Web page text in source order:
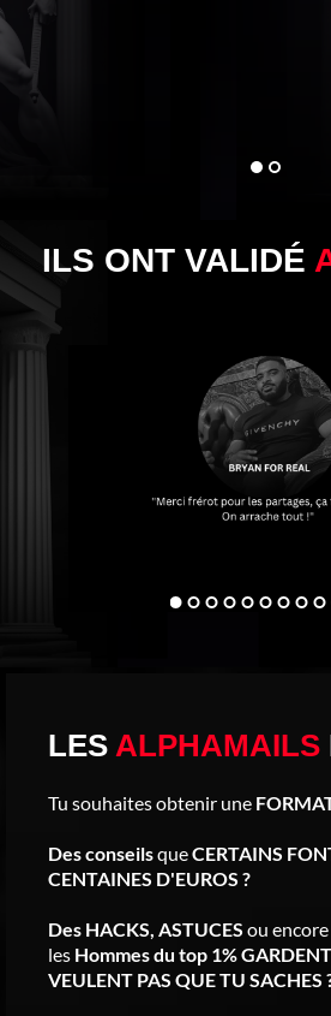
ILS ONT VALIDÉ
LES ALPHAMAILS
Tu souhaites obtenir une
Des conseilsqueCERTAINS
CENTAINES D'EUROS ?
Des HACKS, ASTUCES ou
les Hommes du top 1%
VEULENT PAS QUE TU SACHES